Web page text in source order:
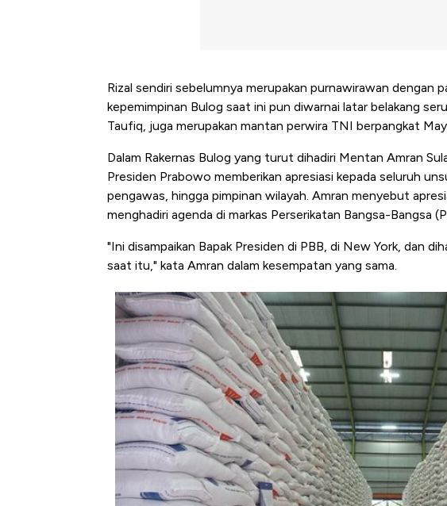
Rizal sendiri sebelumnya merupakan purnawirawan dengan
kepemimpinan Bulog saat ini pun diwarnai latar belakang
Taufiq, juga merupakan mantan perwira TNI berpangkat
Dalam Rakernas Bulog yang turut dihadiri Mentan Amran
Presiden Prabowo memberikan apresiasi kepada seluruh
pengawas, hingga pimpinan wilayah. Amran menyebut
menghadiri agenda di markas Perserikatan Bangsa-Bangsa
"Ini disampaikan Bapak Presiden di PBB, di New York, dan
saat itu," kata Amran dalam kesempatan yang sama.